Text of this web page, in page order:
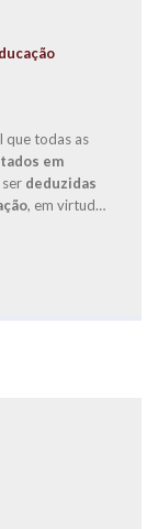
que todas as
em
deduzidas
, em virtude